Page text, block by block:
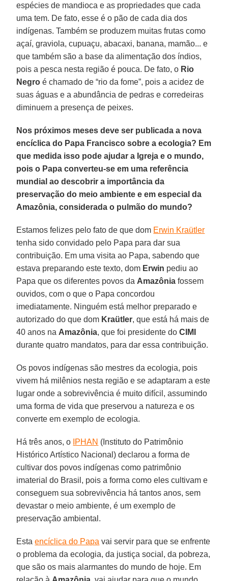
espécies de mandioca e as propriedades que cada
uma tem. De fato, esse é o pão de cada dia dos
indígenas. Também se produzem muitas frutas como
açaí, graviola, cupuaçu, abacaxi, banana, mamão... e
que também são a base da alimentação dos índios,
pois a pesca nesta região é pouca. De fato, o Rio
Negro é chamado de “rio da fome”, pois a acidez de
suas águas e a abundância de pedras e corredeiras
diminuem a presença de peixes.
Nos próximos meses deve ser publicada a nova
encíclica do Papa Francisco sobre a ecologia? Em
que medida isso pode ajudar a Igreja e o mundo,
pois o Papa converteu-se em uma referência
mundial ao descobrir a importância da
preservação do meio ambiente e em especial da
Amazônia, considerada o pulmão do mundo?
Estamos felizes pelo fato de que dom Erwin Kraütler
tenha sido convidado pelo Papa para dar sua
contribuição. Em uma visita ao Papa, sabendo que
estava preparando este texto, dom Erwin pediu ao
Papa que os diferentes povos da Amazônia fossem
ouvidos, com o que o Papa concordou
imediatamente. Ninguém está melhor preparado e
autorizado do que dom Kraütler, que está há mais de
40 anos na Amazônia, que foi presidente doCIMI
durante quatro mandatos, para dar essa contribuição.
Os povos indígenas são mestres da ecologia, pois
vivem há milênios nesta região e se adaptaram a este
lugar onde a sobrevivência é muito difícil, assumindo
uma forma de vida que preservou a natureza e os
converte em exemplo de ecologia.
Há três anos, o IPHAN (Instituto do Patrimônio
Histórico Artístico Nacional) declarou a forma de
cultivar dos povos indígenas como patrimônio
imaterial do Brasil, pois a forma como eles cultivam e
conseguem sua sobrevivência há tantos anos, sem
devastar o meio ambiente, é um exemplo de
preservação ambiental.
Estaencíclica do Papa vai servir para que se enfrente
o problema da ecologia, da justiça social, da pobreza,
que são os mais alarmantes do mundo de hoje. Em